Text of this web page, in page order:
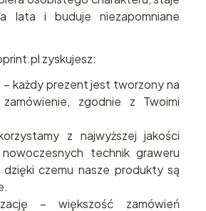
lata i buduje niezapomniane
zyskujesz:
każdy prezent jest tworzony na
zamówienie, zgodnie z Twoimi
z najwyższej jakości
technik graweru
dzięki czemu nasze produkty są
– większość zamówień